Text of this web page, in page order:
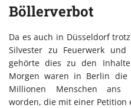
Böllerverbot
Da es auch in Düsseldorf
Silvester zu Feuerwerk
gehörte dies zu den
Morgen waren in Berlin
Millionen Menschen ans
worden, die mit einer Petition